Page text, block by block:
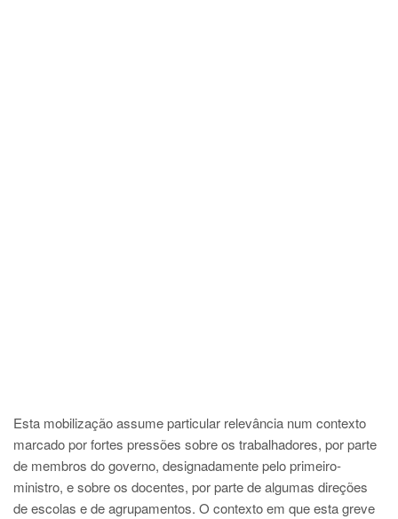
Esta mobilização assume particular relevância num contexto
marcado por fortes pressões sobre os trabalhadores, por parte
de membros do governo, designadamente pelo primeiro-
ministro, e sobre os docentes, por parte de algumas direções
de escolas e de agrupamentos. O contexto em que esta greve